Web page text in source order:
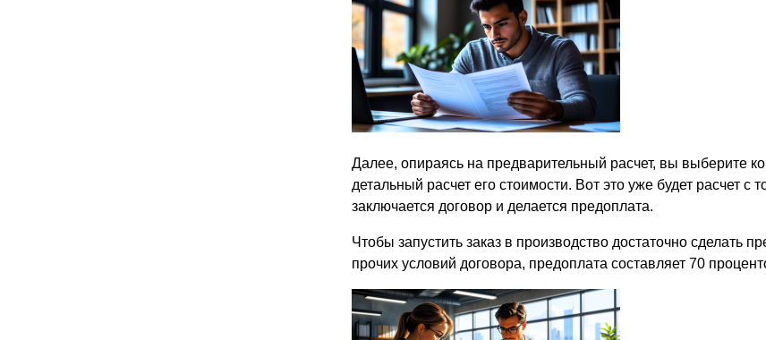
Далее, опираясь на предварительный расчет, вы выберите
детальный расчет его стоимости. Вот это уже будет расчет
заключается договор и делается предоплата.
Чтобы запустить заказ в производство достаточно сделать
прочих условий договора, предоплата составляет 70